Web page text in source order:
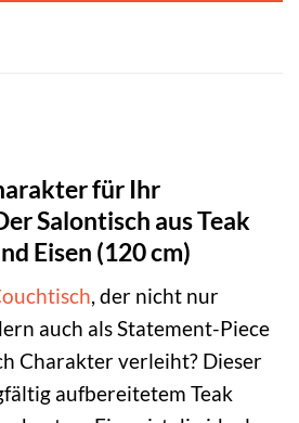
für Ihr
Salontisch aus Teak
Eisen (120 cm)
, der nicht nur
auch als Statement-Piece
Charakter verleiht? Dieser
aufbereitetem Teak